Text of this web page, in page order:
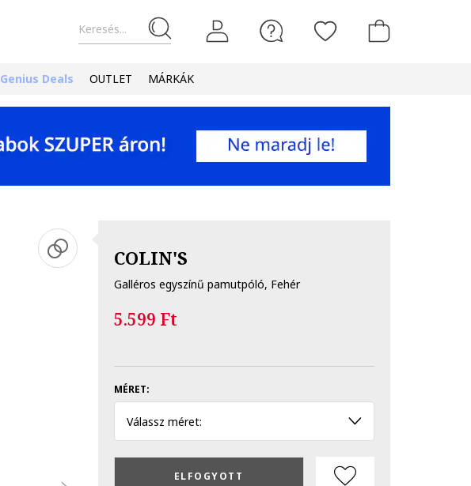
Keresés...
Genius Deals OUTLET MÁRKÁK
COLIN'S
Galléros egyszínű pamutpóló, Fehér
5.599 Ft
MÉRET:
Válassz méret:
ELFOGYOTT